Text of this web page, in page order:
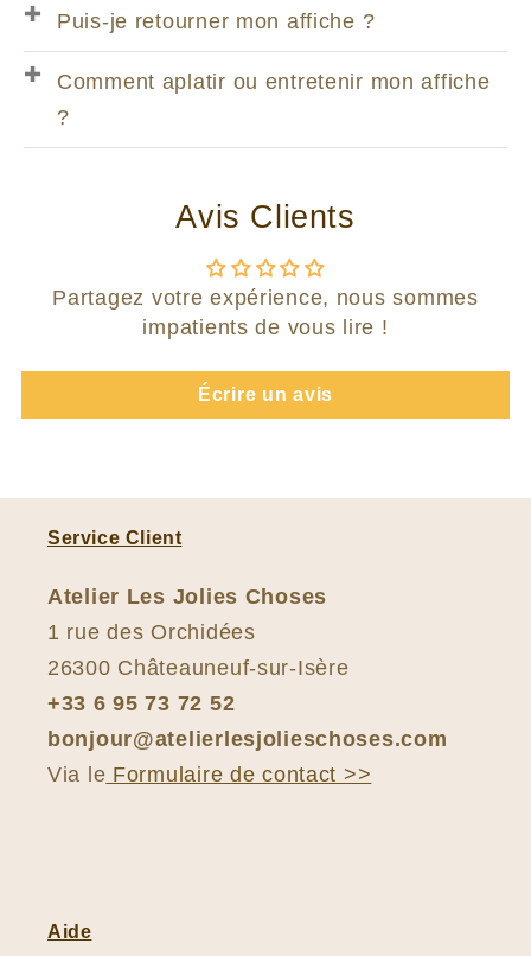
Puis-je retourner mon affiche ?
Comment aplatir ou entretenir mon affiche
?
Avis Clients
Partagez votre expérience, nous sommes
impatients de vous lire !
Écrire un avis
Service Client
Atelier Les Jolies Choses
1 rue des Orchidées
26300 Châteauneuf-sur-Isère
+33 6 95 73 72 52
bonjour@atelierlesjolieschoses.com
Via le Formulaire de contact >>
Aide